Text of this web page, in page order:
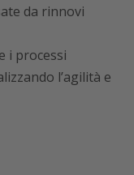
da rinnovi
i processi
l’agilità e